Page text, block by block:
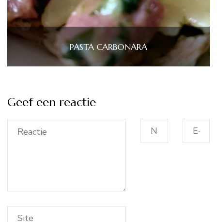
PASTA CARBONARA
Geef een reactie